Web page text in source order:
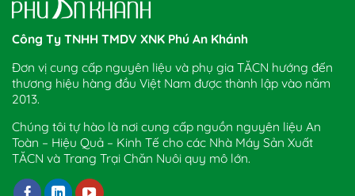
Công Ty TNHH TMDV XNK Phú An Khánh
Đơn vị cung cấp nguyên liệu và phụ gia TĂCN hướng đến
thương hiệu hàng đầu Việt Nam được thành lập vào năm
2013.
Chúng tôi tự hào là nơi cung cấp nguồn nguyên liệu An
Toàn – Hiệu Quả – Kinh Tế cho các Nhà Máy Sản Xuất
TĂCN và Trang Trại Chăn Nuôi quy mô lớn.